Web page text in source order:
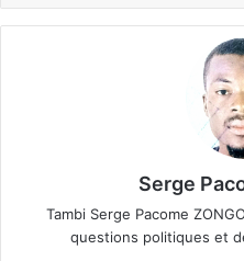
Serge
Tambi Serge Pacome
questions politiques et